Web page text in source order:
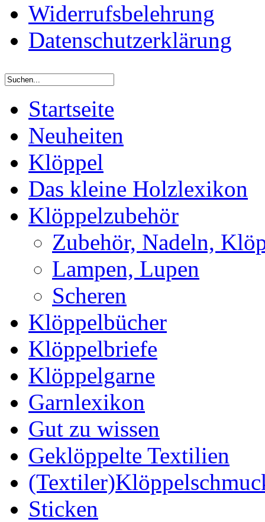
Widerrufsbelehrung
Datenschutzerklärung
Startseite
Neuheiten
Klöppel
Das kleine Holzlexikon
Klöppelzubehör
Zubehör, Nadeln,
Lampen, Lupen
Scheren
Klöppelbücher
Klöppelbriefe
Klöppelgarne
Garnlexikon
Gut zu wissen
Geklöppelte Textilien
Sticken